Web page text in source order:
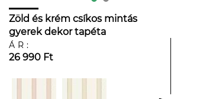
Zöld és krém csíkos mintás
gyerek dekor tapéta
ÁR:
26 990 Ft